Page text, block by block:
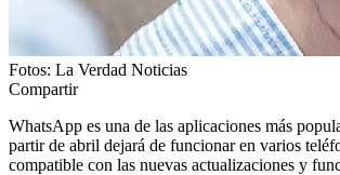
Fotos: La Verdad Noticias
Compartir
WhatsApp es una de las aplicaciones más
partir de abril dejará de funcionar en varios
compatible con las nuevas actualizaciones y